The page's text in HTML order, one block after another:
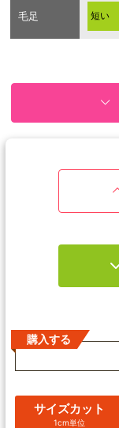
毛足 短い
購入する
サイズカット
1cm単位